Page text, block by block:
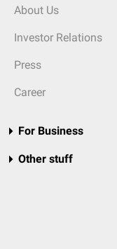
About Us
Investor Relations
Press
Career
For Business
Other stuff